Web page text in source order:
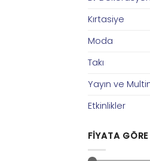
Kırtasiye
Moda
Takı
Yayın ve
Etkinlikler
FIYATA GÖRE